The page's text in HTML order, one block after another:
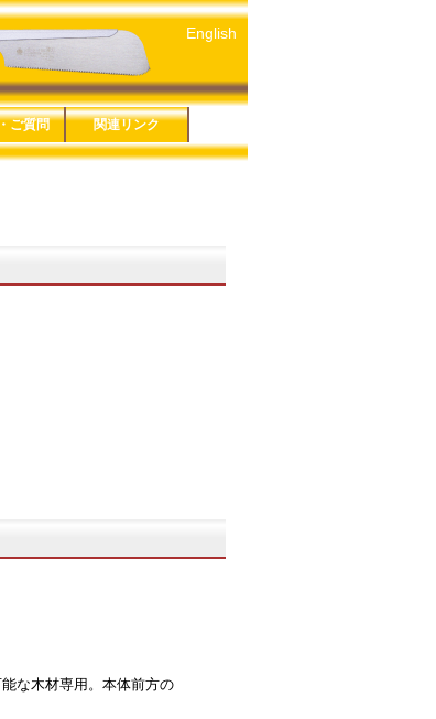
ーズ
リー
ご質問
わせ
ート
ート
シーポリシー
引法に基づく
関連リンク
玉鳥産業株式会社
みきかじや村
玉鳥トレーディング
関連リンク一覧
English
な木材専用。本体前方の